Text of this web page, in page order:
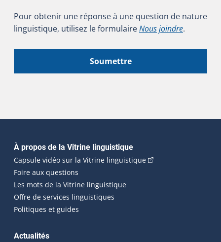
Pour obtenir une réponse à une question de nature
linguistique, utilisez le formulaireNous joindre.
Soumettre
Navigation principale
À propos de la Vitrine linguistique
Capsule vidéo sur la Vitrine linguistique(Cet hyperlien
Foire aux questions
Les mots de la Vitrine linguistique
Offre de services linguistiques
Politiques et guides
Actualités